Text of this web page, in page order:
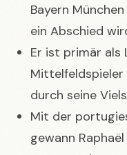
Bayern
ein Abschied
Er ist primär als
Mittelfeldspieler
durch seine
Mit der
gewann